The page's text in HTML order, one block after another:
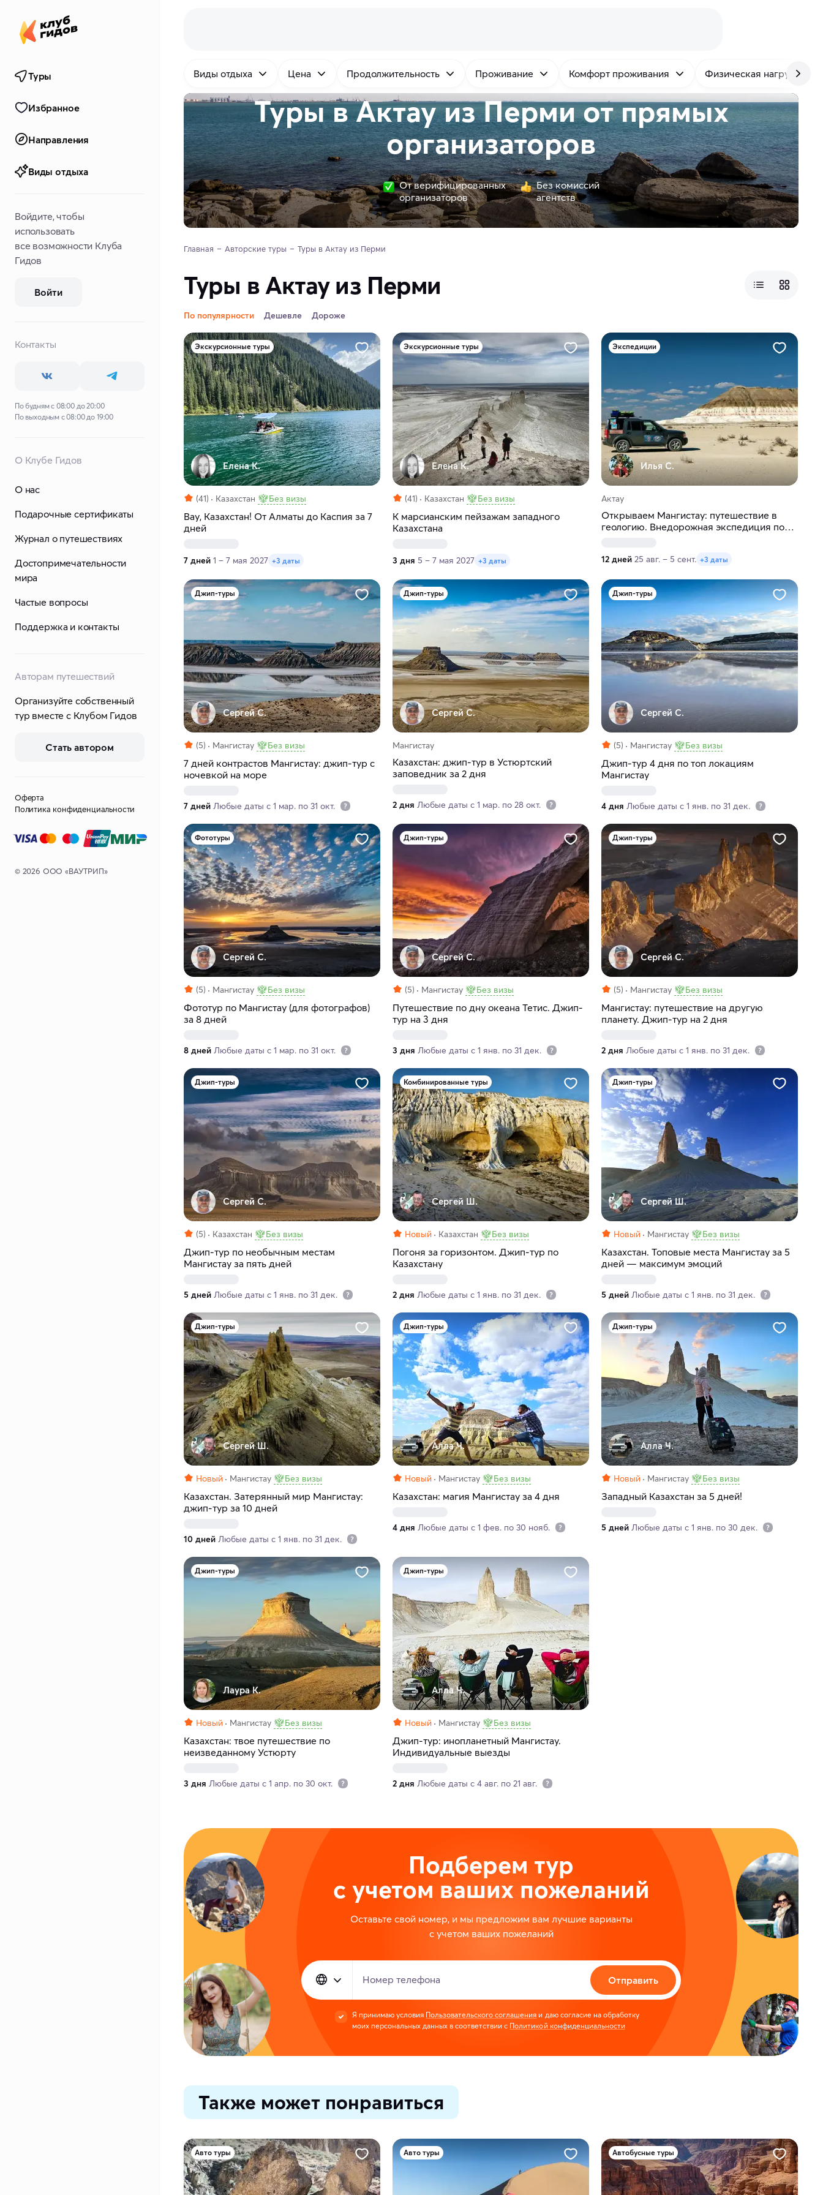
Туры
Избранное
Направления
Виды отдыха
Войдите, чтобы
использовать
все возможности Клуба
Гидов
Войти
Контакты
По будням с 08:00 до 20:00
По выходным с 08:00 до 19:00
О Клубе Гидов
О нас
Подарочные сертификаты
Журнал о путешествиях
Достопримечательности
мира
Частые вопросы
Поддержка и контакты
Авторам путешествий
Организуйте собственный
тур вместе с Клубом Гидов
Стать автором
Оферта
Политика конфиденциальности
© 2026 ООО «ВАУТРИП»
Виды отдыха Цена Продолжительность Проживание Комфорт проживания Физическая нагрузка
Туры в Актау из Перми отпрямых
организаторов
От верифицированных
организаторов
Без комиссий
агентств
Главная Авторские туры Туры в Актау из Перми
Туры в Актау из Перми
По популярности Дешевле Дороже
Экскурсионные туры
Елена К.
(41) Казахстан Без визы
Вау, Казахстан! От Алматы до Каспия за 7
дней
7 дней 1 – 7 мая 2027 +3 даты
Экскурсионные туры
Елена К.
(41) Казахстан Без визы
К марсианским пейзажам западного
Казахстана
3 дня 5 – 7 мая 2027 +3 даты
Экспедиции
Илья С.
Актау
Открываем Мангистау: путешествие в
геологию. Внедорожная экспедиция по
12 дней 25 авг. – 5 сент. +3 даты
Джип-туры
Сергей С.
(5) Мангистау Без визы
7 дней контрастов Мангистау: джип-тур с
ночевкой на море
7 дней Любые даты с 1 мар. по 31 окт.
Джип-туры
Сергей С.
Мангистау
Казахстан: джип-тур в Устюртский
заповедник за 2 дня
2 дня Любые даты с 1 мар. по 28 окт.
Джип-туры
Сергей С.
(5) Мангистау Без визы
Джип-тур 4 дня по топ локациям
Мангистау
4 дня Любые даты с 1 янв. по 31 дек.
Фототуры
Сергей С.
(5) Мангистау Без визы
Фототур по Мангистау (для фотографов)
за 8 дней
8 дней Любые даты с 1 мар. по 31 окт.
Джип-туры
Сергей С.
(5) Мангистау Без визы
Путешествие по дну океана Тетис. Джип-
тур на 3 дня
3 дня Любые даты с 1 янв. по 31 дек.
Джип-туры
Сергей С.
(5) Мангистау Без визы
Мангистау: путешествие на другую
планету. Джип-тур на 2 дня
2 дня Любые даты с 1 янв. по 31 дек.
Джип-туры
Сергей С.
(5) Казахстан Без визы
Джип-тур по необычным местам
Мангистау за пять дней
5 дней Любые даты с 1 янв. по 31 дек.
Комбинированные туры
Сергей Ш.
Новый Казахстан Без визы
Погоня за горизонтом. Джип-тур по
Казахстану
2 дня Любые даты с 1 янв. по 31 дек.
Джип-туры
Сергей Ш.
Новый Мангистау Без визы
Казахстан. Топовые места Мангистау за 5
дней — максимум эмоций
5 дней Любые даты с 1 янв. по 31 дек.
Джип-туры
Сергей Ш.
Новый Мангистау Без визы
Казахстан. Затерянный мир Мангистау:
джип-тур за 10 дней
10 дней Любые даты с 1 янв. по 31 дек.
Джип-туры
Алла Ч.
Новый Мангистау Без визы
Казахстан: магия Мангистау за 4 дня
4 дня Любые даты с 1 фев. по 30 нояб.
Джип-туры
Алла Ч.
Новый Мангистау Без визы
Западный Казахстан за 5 дней!
5 дней Любые даты с 1 янв. по 30 дек.
Джип-туры
Лаура К.
Новый Мангистау Без визы
Казахстан: твое путешествие по
неизведанному Устюрту
3 дня Любые даты с 1 апр. по 30 окт.
Джип-туры
Алла Ч.
Новый Мангистау Без визы
Джип-тур: инопланетный Мангистау.
Индивидуальные выезды
2 дня Любые даты с 4 авг. по 21 авг.
Подберем тур
с учетом ваших пожеланий
Оставьте свой номер, и мы предложим вам лучшие варианты
с учетом ваших пожеланий
Номер телефона Отправить
Я принимаю условия Пользовательского соглашения и даю согласие на обработку
моих персональных данных в соответствии с Политикой конфиденциальности
Также может понравиться
Авто туры Авто туры Автобусные туры